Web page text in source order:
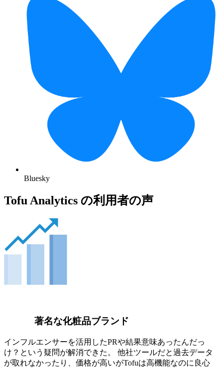
Bluesky
Tofu Analytics の利用者の声
著名な化粧品ブランド
インフルエンサーを活用したPRや結果意味あったんだっ
け？という疑問が解消できた。 他社ツールだと過去データ
が取れなかったり、価格が高いがTofuは高機能なのに良心